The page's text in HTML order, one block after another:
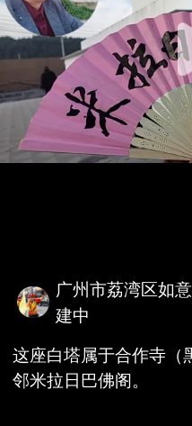
广州市荔湾区如
建中
这座白塔属于合作寺（
邻米拉日巴佛阁。